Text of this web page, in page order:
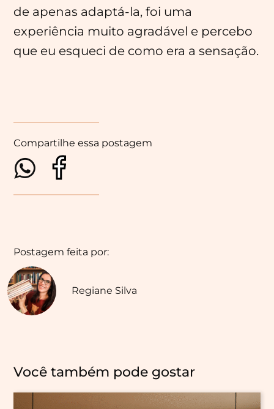
de apenas adaptá-la, foi uma
experiência muito agradável e percebo
que eu esqueci de como era a sensação.
Compartilhe essa postagem
Postagem feita por:
Regiane Silva
Você também pode gostar